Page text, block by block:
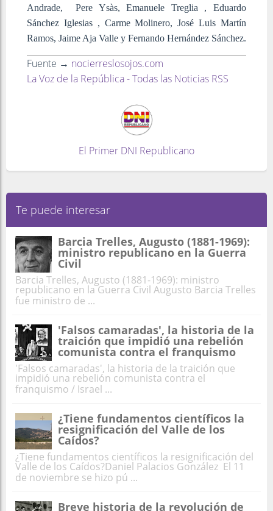
Andrade, ​Pere ​Ysàs, Emanuele Treglia , ​Eduardo
Sánchez Iglesias , ​Carme ​Molinero, ​José Luis Martín
Ramos, Jaime Aja Valle y Fernando Hernández Sánchez.
Fuente → nocierreslosojos.com
La Voz de la República - Todas las Noticias RSS
El Primer DNI Republicano
Te puede interesar
Barcia Trelles, Augusto (1881-1969):
ministro republicano en la Guerra
Civil
Barcia Trelles, Augusto (1881-1969): ministro
republicano en la Guerra Civil Augusto Barcia Trelles
fue ministro de ...
'Falsos camaradas', la historia de la
traición que impidió una rebelión
comunista contra el franquismo
'Falsos camaradas', la historia de la traición que
impidió una rebelión comunista contra el
franquismo / Israel ...
¿Tiene fundamentos científicos la
resignificación del Valle de los
Caídos?
¿Tiene fundamentos científicos la resignificación del
Valle de los Caídos?Daniel Palacios González El 11
de noviembre se hizo pú ...
Breve historia de la revolución de